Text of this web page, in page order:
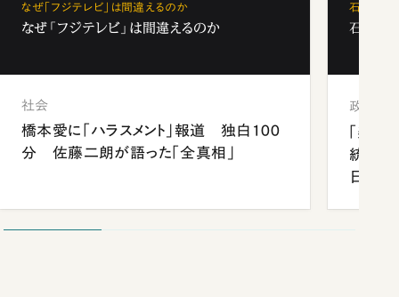
なぜ「フジテレビ」は間違えるのか
なぜ「フジテレビ」は間違えるのか
社会
橋本愛に「ハラスメント」報道 独白100
分 佐藤二朗が語った「全真相」
石破茂、
石破茂
政治
「楽し
統領と
日米